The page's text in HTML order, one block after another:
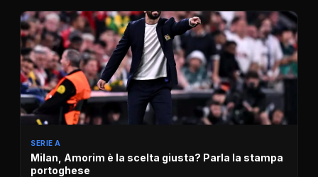
SERIE A
Milan, Amorim è la scelta giusta? Parla la stampa
portoghese